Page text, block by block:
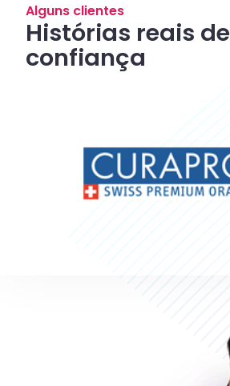
Alguns clientes
Histórias reais de
confiança